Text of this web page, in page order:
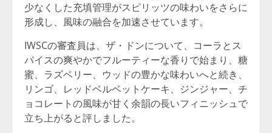
少なくした充填管理がスピリッツの味わいをさらに
形成し、風味の融合を加速させています。
IWSCの審査員は、ザ・ドンについて、コーラとス
パイスの爽やかでフルーティーな香りで始まり、糖
蜜、ラズベリー、ウッドの豊かな味わいへと続き、
リンゴ、レッドベルベットケーキ、ジンジャー、チ
ョコレートの風味が甘く余韻の長いフィニッシュで
立ち上がると評しました。